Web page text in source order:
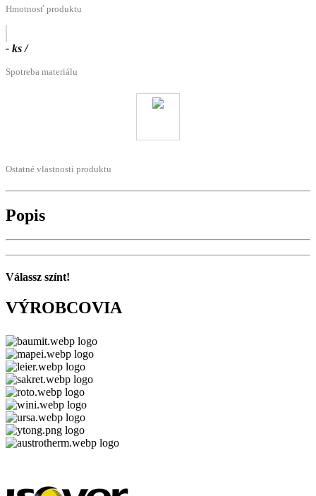
Hmotnosť produktu
- ks /
Spotreba materiálu
Ostatné vlastnosti produktu
Popis
Válassz színt!
VÝROBCOVIA